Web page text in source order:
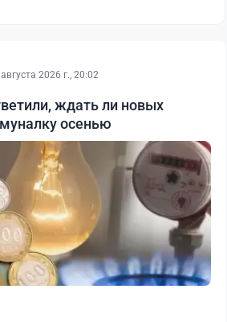
2026 г., 20:02
ждать ли новых
осенью